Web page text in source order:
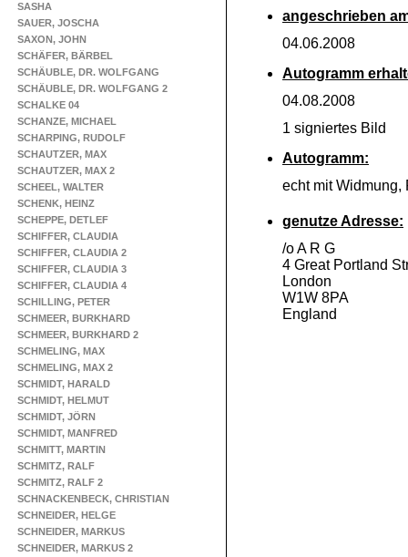
SASHA
SAUER, JOSCHA
SAXON, JOHN
SCHÄFER, BÄRBEL
SCHÄUBLE, DR. WOLFGANG
SCHÄUBLE, DR. WOLFGANG 2
SCHALKE 04
SCHANZE, MICHAEL
SCHARPING, RUDOLF
SCHAUTZER, MAX
SCHAUTZER, MAX 2
SCHEEL, WALTER
SCHENK, HEINZ
SCHEPPE, DETLEF
SCHIFFER, CLAUDIA
SCHIFFER, CLAUDIA 2
SCHIFFER, CLAUDIA 3
SCHIFFER, CLAUDIA 4
SCHILLING, PETER
SCHMEER, BURKHARD
SCHMEER, BURKHARD 2
SCHMELING, MAX
SCHMELING, MAX 2
SCHMIDT, HARALD
SCHMIDT, HELMUT
SCHMIDT, JÖRN
SCHMIDT, MANFRED
SCHMITT, MARTIN
SCHMITZ, RALF
SCHMITZ, RALF 2
SCHNACKENBECK, CHRISTIAN
SCHNEIDER, HELGE
SCHNEIDER, MARKUS
SCHNEIDER, MARKUS 2
angeschrieben
04.06.2008
Autogramm
04.08.2008
1 signiertes Bild
Autogramm:
echt mit Widmung,
genutze Adresse:
/o A R G
4 Great Portland
London
W1W 8PA
England